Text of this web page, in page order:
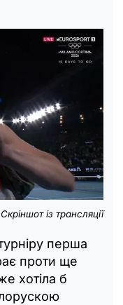
Скріншот із трансляції
перша
проти ще
хотіла б